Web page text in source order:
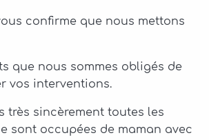
confirme que nous mettons
que nous sommes obligés de
vos interventions.
très sincèrement toutes les
sont occupées de maman avec